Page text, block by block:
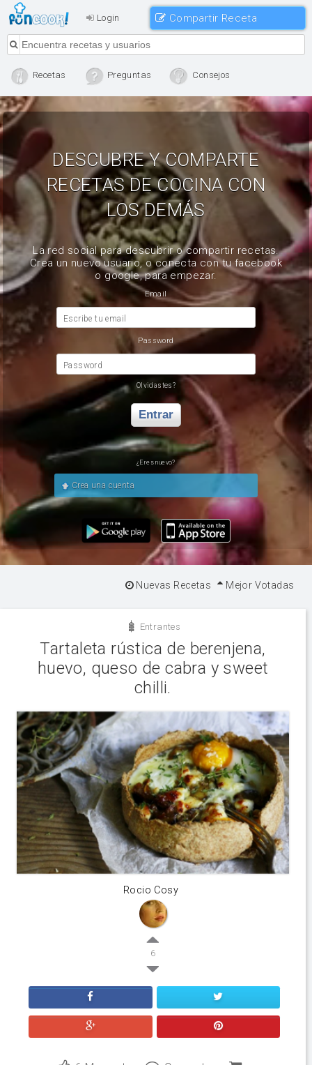
Login
Recetas Preguntas Consejos
DESCUBRE Y COMPARTE
RECETAS DE COCINA CON
LOS DEMÁS
La red social para descubrir o compartir recetas.
Crea un nuevo usuario, o conecta con tu facebook
o google, para empezar.
Email
Escribe tu email
Password
Password
Olvidastes?
Entrar
¿Eres nuevo?
Crea una cuenta
Compartir Receta
Nuevas Recetas Mejor Votadas
Entrantes
Tartaleta rústica de berenjena,
huevo, queso de cabra y sweet
chilli.
Rocio Cosy
6